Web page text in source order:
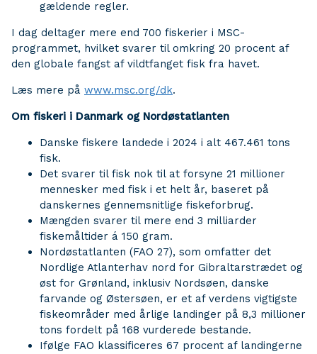
gældende regler.
I dag deltager mere end 700 fiskerier i MSC-
programmet, hvilket svarer til omkring 20 procent af
den globale fangst af vildtfanget fisk fra havet.
Læs mere på www.msc.org/dk.
Om fiskeri i Danmark og Nordøstatlanten
Danske fiskere landede i 2024 i alt 467.461 tons
fisk.
Det svarer til fisk nok til at forsyne 21 millioner
mennesker med fisk i et helt år, baseret på
danskernes gennemsnitlige fiskeforbrug.
Mængden svarer til mere end 3 milliarder
fiskemåltider á 150 gram.
Nordøstatlanten (FAO 27), som omfatter det
Nordlige Atlanterhav nord for Gibraltarstrædet og
øst for Grønland, inklusiv Nordsøen, danske
farvande og Østersøen, er et af verdens vigtigste
fiskeområder med årlige landinger på 8,3 millioner
tons fordelt på 168 vurderede bestande.
Ifølge FAO klassificeres 67 procent af landingerne